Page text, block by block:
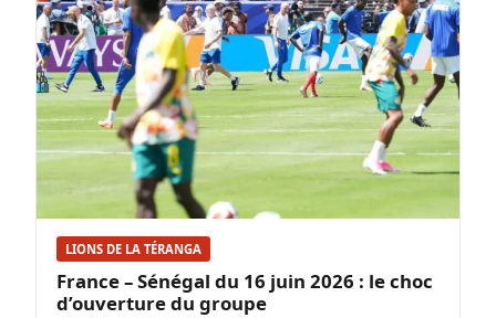
LIONS DE LA TÉRANGA
France – Sénégal du 16 juin 2026 : le choc
d’ouverture du groupe